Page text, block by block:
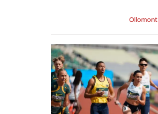
Ollomont